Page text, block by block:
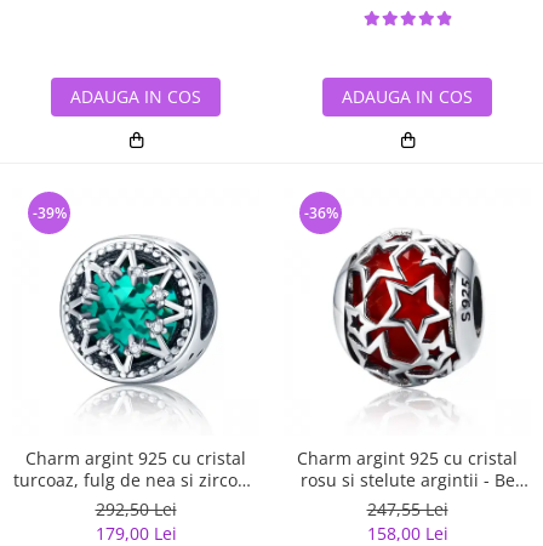
ADAUGA IN COS ADAUGA IN COS
Charm argint 925 cu cristal
turcoaz, fulg de nea si zirconii
albe - Be Nature PST0110
292,50 Lei
179,00 Lei
-39%
Charm argint 925 cu cristal
rosu si stelute argintii - Be
Nature PST0115
247,55 Lei
158,00 Lei
-36%